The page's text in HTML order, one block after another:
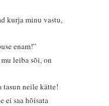
kurja minu vastu,
enam!”
leiba sõi, on
tasun neile kätte!
ei saa hõisata